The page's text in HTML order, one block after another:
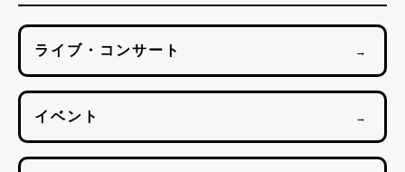
ライブ・コンサート →
イベント →